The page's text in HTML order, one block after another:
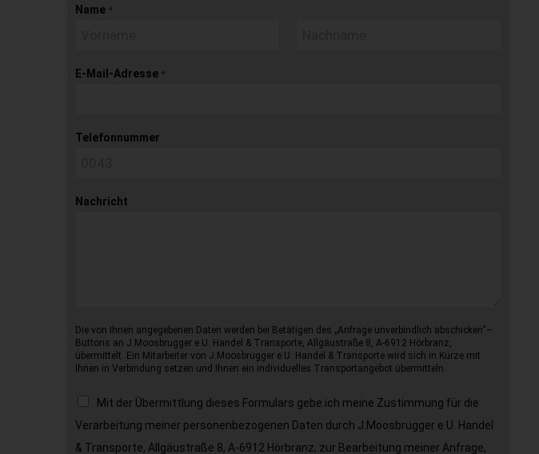
Name *
E-Mail-Adresse *
Telefonnummer
Nachricht
Die von Ihnen angegebenen Daten werden bei Betätigen des „Anfrage unverbindlich abschicken“–
Buttons an J.Moosbrugger e.U. Handel & Transporte, Allgäustraße 8, A-6912 Hörbranz,
übermittelt. Ein Mitarbeiter von J.Moosbrugger e.U. Handel & Transporte wird sich in Kürze mit
Ihnen in Verbindung setzen und Ihnen ein individuelles Transportangebot übermitteln.
Mit der Übermittlung dieses Formulars gebe ich meine Zustimmung für die
Verarbeitung meiner personenbezogenen Daten durch J.Moosbrugger e.U. Handel
& Transporte, Allgäustraße 8, A-6912 Hörbranz, zur Bearbeitung meiner Anfrage,